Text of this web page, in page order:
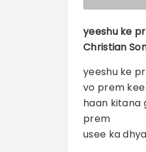
yeeshu ke
Christian
yeeshu ke
vo prem
haan kitana
prem
usee ka